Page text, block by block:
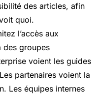
des articles, afin
quoi.
l’accès aux
des groupes
voient les guides
partenaires voient la
Les équipes internes